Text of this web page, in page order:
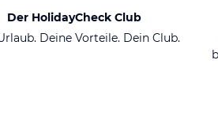
Der HolidayCheck Club
Deine Vorteile. Dein Club.